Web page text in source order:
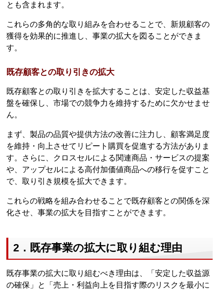
とも含まれます。
これらの多角的な取り組みを合わせることで、新規顧客の
獲得を効果的に推進し、事業の拡大を図ることができま
す。
既存顧客との取り引きの拡大
既存顧客との取り引きを拡大することは、安定した収益基
盤を確保し、市場での競争力を維持するために欠かせませ
ん。
まず、製品の品質や提供方法の改善に注力し、顧客満足度
を維持・向上させてリピート購買を促進する方法がありま
す。さらに、クロスセルによる関連商品・サービスの提案
や、アップセルによる高付加価値商品への移行を促すこと
で、取り引き規模を拡大できます。
これらの戦略を組み合わせることで既存顧客との関係を深
化させ、事業の拡大を目指すことができます。
2．既存事業の拡大に取り組む理由
既存事業の拡大に取り組むべき理由は、「安定した収益源
の確保」と「売上・利益向上を目指す際のリスクを最小に